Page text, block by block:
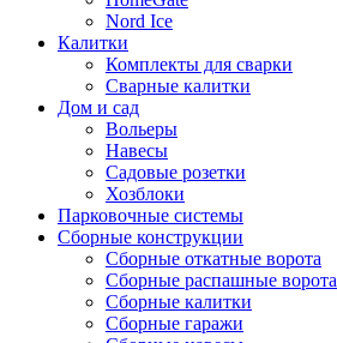
Nord Ice
Калитки
Комплекты для сварки
Сварные калитки
Дом и сад
Вольеры
Навесы
Садовые розетки
Хозблоки
Парковочные системы
Сборные конструкции
Сборные откатные ворота
Сборные распашные ворота
Сборные калитки
Сборные гаражи